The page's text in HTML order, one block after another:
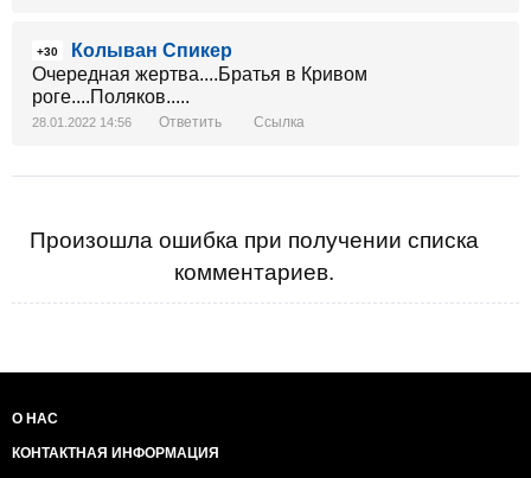
+30
Колыван Спикер
Очередная жертва....Братья в Кривом
роге....Поляков.....
28.01.2022 14:56 Ответить Ссылка
Произошла ошибка при получении списка
комментариев.
О НАС
КОНТАКТНАЯ ИНФОРМАЦИЯ